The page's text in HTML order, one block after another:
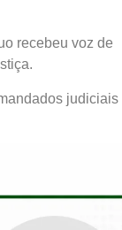
recebeu voz de
judiciais